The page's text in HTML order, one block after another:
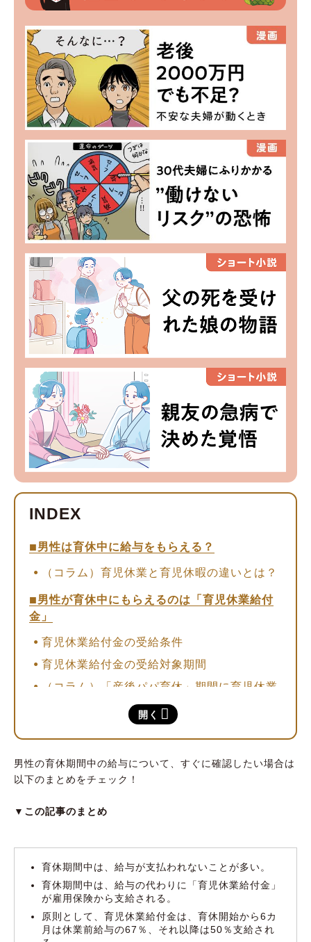
開く
男性は育休中に給与をもらえる？
（コラム）育児休業と育児休暇の違いとは？
男性が育休中にもらえるのは「育児休業給付
金」
育児休業給付金の受給条件
育児休業給付金の受給対象期間
（コラム）「産後パパ育休」期間に育児休業
給付金を受給する条件
育児休業給付金の申請方法
育休期間中は社会保険料が免除される
【2025年4月】給付額が手取りの10割相当に
見込みだが、少なからず備えはしておこう
男性の育休期間中の給与について、すぐに確認したい場合は
以下のまとめをチェック！
▼この記事のまとめ
育休期間中は、給与が支払われないことが多い。
育休期間中は、給与の代わりに「育児休業給付金」
が雇用保険から支給される。
原則として、育児休業給付金は、育休開始から6カ
月は休業前給与の67％、それ以降は50％支給され